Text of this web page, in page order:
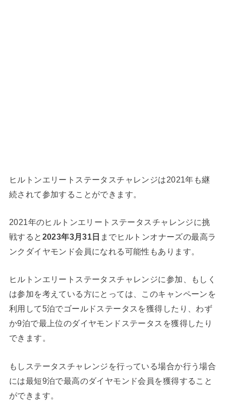
ヒルトンエリートステータスチャレンジは2021年も継
続されて参加することができます。
2021年のヒルトンエリートステータスチャレンジに挑
戦すると 2023年3月31日 までヒルトンオナーズの最高ラ
ンクダイヤモンド会員になれる可能性もあります。
ヒルトンエリートステータスチャレンジに参加、もしく
は参加を考えている方にとっては、このキャンペーンを
利用して5泊でゴールドステータスを獲得したり、わず
か9泊で最上位のダイヤモンドステータスを獲得したり
できます。
もしステータスチャレンジを行っている場合か行う場合
には最短9泊で最高のダイヤモンド会員を獲得すること
ができます。